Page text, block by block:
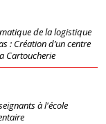
de la logistique
: Création d’un centre
Cartoucherie
à l'école